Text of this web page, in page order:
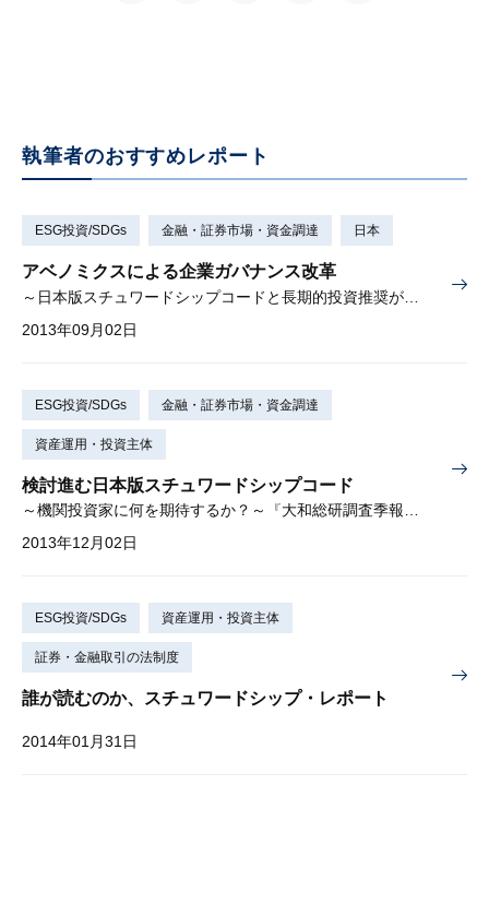
執筆者のおすすめレポート
ESG投資/SDGs 金融・証券市場・資金調達 日本
アベノミクスによる企業ガバナンス改革
2013年09月02日
ESG投資/SDGs 金融・証券市場・資金調達
資産運用・投資主体
検討進む日本版スチュワードシップコード
～機関投資家に何を期待するか？～『大和総研調査季報』 2013年秋季号（Vol.12）掲載
2013年12月02日
ESG投資/SDGs 資産運用・投資主体
証券・金融取引の法制度
誰が読むのか、スチュワードシップ・レポート
2014年01月31日